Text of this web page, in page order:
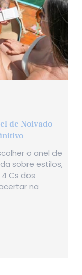
de Noivado
o anel de
sobre estilos,
Cs dos
na